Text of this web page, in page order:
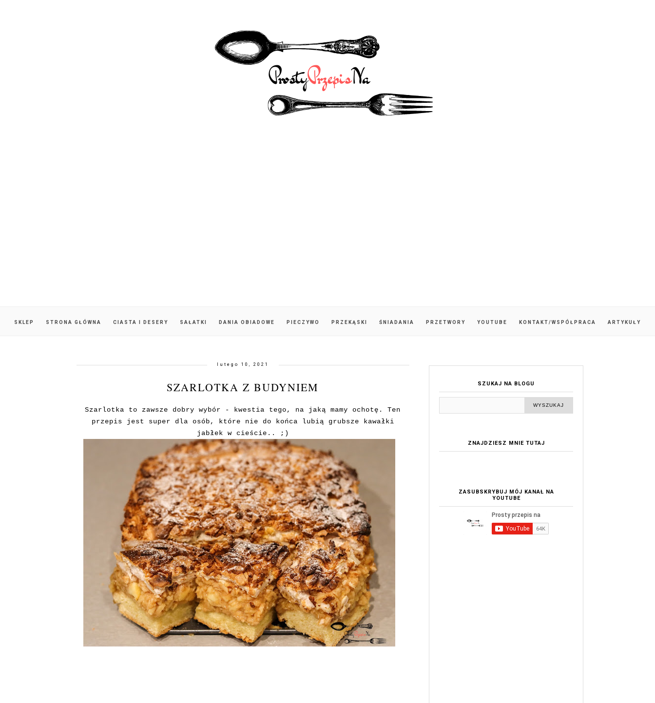
SKLEP STRONA GŁÓWNA CIASTA I DESERY SAŁATKI DANIA OBIADOWE PIECZYWO PRZEKĄSKI ŚNIADANIA PRZETWORY YOUTUBE KONTAKT/WSPÓŁPRACA ARTYKUŁY
lutego 10, 2021
SZARLOTKA Z BUDYNIEM
Szarlotka to zawsze dobry wybór - kwestia tego, na jaką mamy ochotę. Ten
przepis jest super dla osób, które nie do końca lubią grubsze kawałki
jabłek w cieście.. ;)
SZUKAJ NA BLOGU
ZNAJDZIESZ MNIE TUTAJ
ZASUBSKRYBUJ MÓJ KANAŁ NA
YOUTUBE